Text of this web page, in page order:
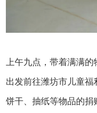
上午九点，带着满满的
出发前往潍坊市儿童
饼干、抽纸等物品的